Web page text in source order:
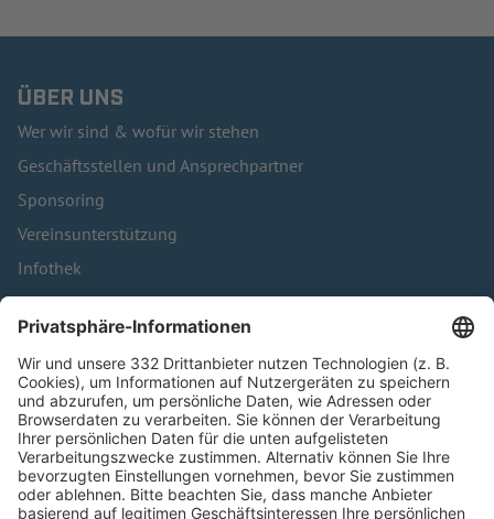
ÜBER UNS
Wer wir sind & wofür wir stehen
Geschäftsstellen und Ansprechpartner
Sponsoring
Vereinsunterstützung
Infothek
Kontakt
HÄUFIG BESUCHTE SEITEN
Pässe und Vereinswechsel
Trainerausbildung
Schulungsangebot Vereinsmitarbeiter
BFV-Geschäftsstellen